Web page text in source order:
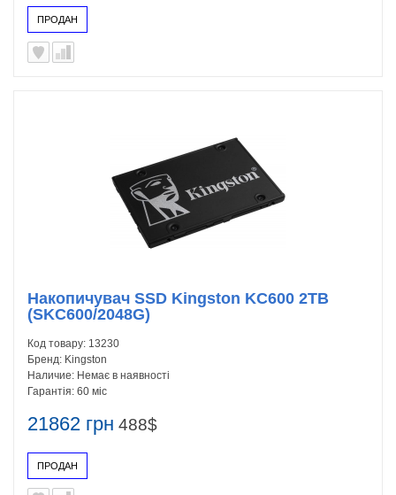
ПРОДАН
21862 грн 488$
ПРОДАН
Накопичувач SSD Kingston KC600 2TB
(SKC600/2048G)
Код товару: 13230
Бренд: Kingston
Наличие: Немає в наявності
Гарантія: 60 міс